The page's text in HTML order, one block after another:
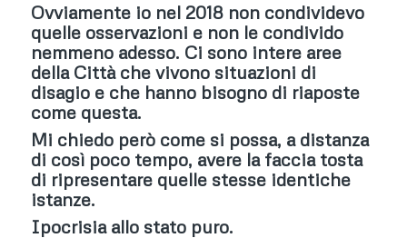
Ovviamente io nel 2018 non condividevo
quelle osservazioni e non le condivido
nemmeno adesso. Ci sono intere aree
della Città che vivono situazioni di
disagio e che hanno bisogno di riaposte
come questa.
Mi chiedo però come si possa, a distanza
di così poco tempo, avere la faccia tosta
di ripresentare quelle stesse identiche
istanze.
Ipocrisia allo stato puro.